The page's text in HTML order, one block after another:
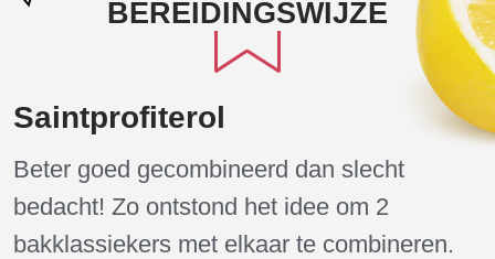
BEREIDINGSWIJZE
Saintprofiterol
Beter goed gecombineerd dan slecht
bedacht! Zo ontstond het idee om 2
bakklassiekers met elkaar te combineren.